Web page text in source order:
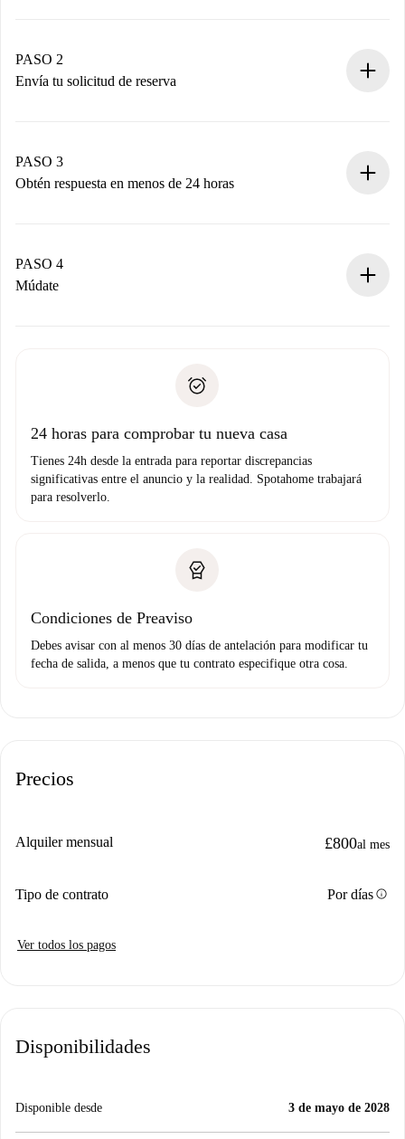
Tienes toda la información necesaria por adelantado.
PASO 2
Envía tu solicitud de reserva
propietario acepte.
PASO 3
Obtén respuesta en menos de 24 horas
contacto con el propietario.
Si es rechazada: No te haremos ningún cargo y te
Prueba de solvencia
PASO 4
Múdate
no nos comunicas ningún problema.
24 horas para comprobar tu nueva casa
Tienes 24h desde la entrada para reportar discrepancias
significativas entre el anuncio y la realidad. Spotahome trabajará
para resolverlo.
Condiciones de Preaviso
Debes avisar con al menos 30 días de antelación para modificar tu
fecha de salida, a menos que tu contrato especifique otra cosa.
Precios
Alquiler mensual £800al mes
Tipo de contrato Por díasinfo
Ver todos los pagos
Disponibilidades
Disponible desde 3 de mayo de 2028